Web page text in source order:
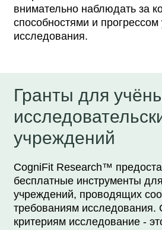
внимательно наблюдать за
способностями и прогрессом
исследования.
Гранты для
учреждений
CogniFit Research™
бесплатные инструменты
учреждений, проводящих
требованиям исследования.
критериям исследование -